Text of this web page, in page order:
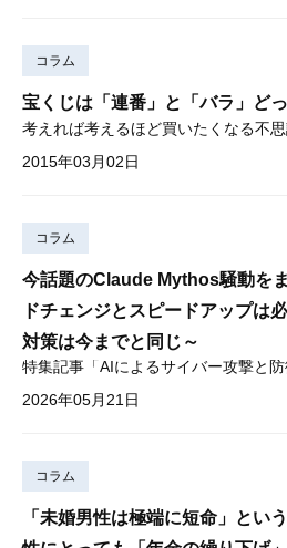
コラム
宝くじは「連番」と「バラ」ど
考えれば考えるほど買いたくなる不
2015年03月02日
コラム
今話題のClaude Mythos騒動を
ドチェンジとスピードアップは
対策は今までと同じ～
特集記事「AIによるサイバー攻撃と
2026年05月21日
コラム
「未婚男性は極端に短命」とい